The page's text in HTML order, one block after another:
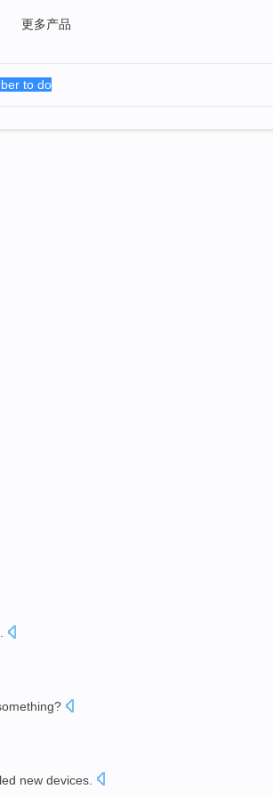
更多产品
?
new devices